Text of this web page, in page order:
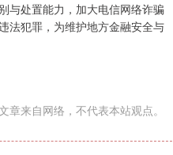
与处置能力，加大电信网络诈骗
法犯罪，为维护地方金融安全与
章来自网络，不代表本站观点。